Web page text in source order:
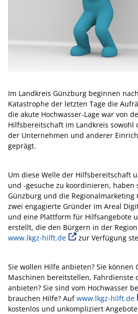
Im Landkreis Günzburg beginnen
Katastrophe der letzten Tage die
die akute Hochwasser-Lage war von
Hilfsbereitschaft im Landkreis sowohl
der Unternehmen und anderer
geprägt.
Um diese Welle der Hilfsbereitschaft
und -gesuche zu koordinieren, haben
Günzburg und die Regionalmarketing
zwei engagierte Gründer im Areal
und eine Plattform für Hilfsangebote
erstellt, die den Bürgern in der
www.lkgz-hilft.de
zur Verfügung
Sie wollen Hilfe anbieten? Sie können
Maschinen bereitstellen, Fahrdienste
anbieten? Sie sind vom Hochwasser
brauchen Hilfe? Aufwww.lkgz-hilft.de
kostenlos und unkompliziert